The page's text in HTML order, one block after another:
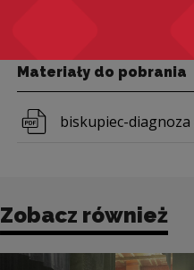
Materiały do pobrania
Pobierz plik
biskupiec-diagnoza
Zobacz również